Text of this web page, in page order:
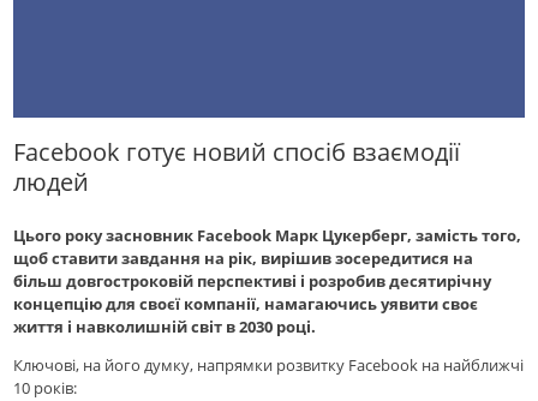
Facebook готує новий спосіб взаємодії
людей
Цього року засновник Facebook Марк Цукерберг, замість того,
щоб ставити завдання на рік, вирішив зосередитися на
більш довгостроковій перспективі і розробив десятирічну
концепцію для своєї компанії, намагаючись уявити своє
життя і навколишній світ в 2030 році.
Ключові, на його думку, напрямки розвитку Facebook на найближчі
10 років: